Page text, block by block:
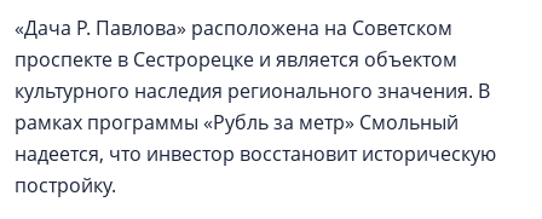
«Дача Р. Павлова» расположена на Советском
проспекте в Сестрорецке и является объектом
культурного наследия регионального значения. В
рамках программы «Рубль за метр» Смольный
надеется, что инвестор восстановит историческую
постройку.